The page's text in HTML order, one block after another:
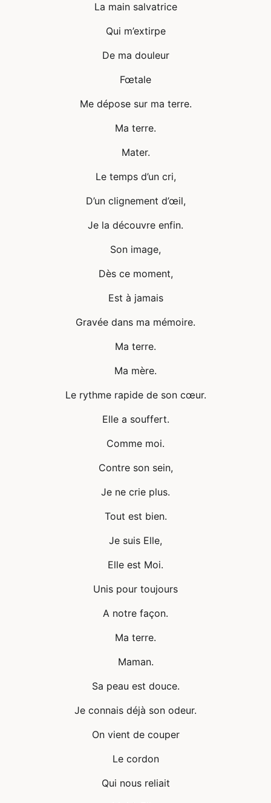
La main salvatrice
Qui m’extirpe
De ma douleur
Fœtale
Me dépose sur ma terre.
Ma terre.
Mater.
Le temps d’un cri,
D’un clignement d’œil,
Je la découvre enfin.
Son image,
Dès ce moment,
Est à jamais
Gravée dans ma mémoire.
Ma terre.
Ma mère.
Le rythme rapide de son cœur.
Elle a souffert.
Comme moi.
Contre son sein,
Je ne crie plus.
Tout est bien.
Je suis Elle,
Elle est Moi.
Unis pour toujours
A notre façon.
Ma terre.
Maman.
Sa peau est douce.
Je connais déjà son odeur.
On vient de couper
Le cordon
Qui nous reliait